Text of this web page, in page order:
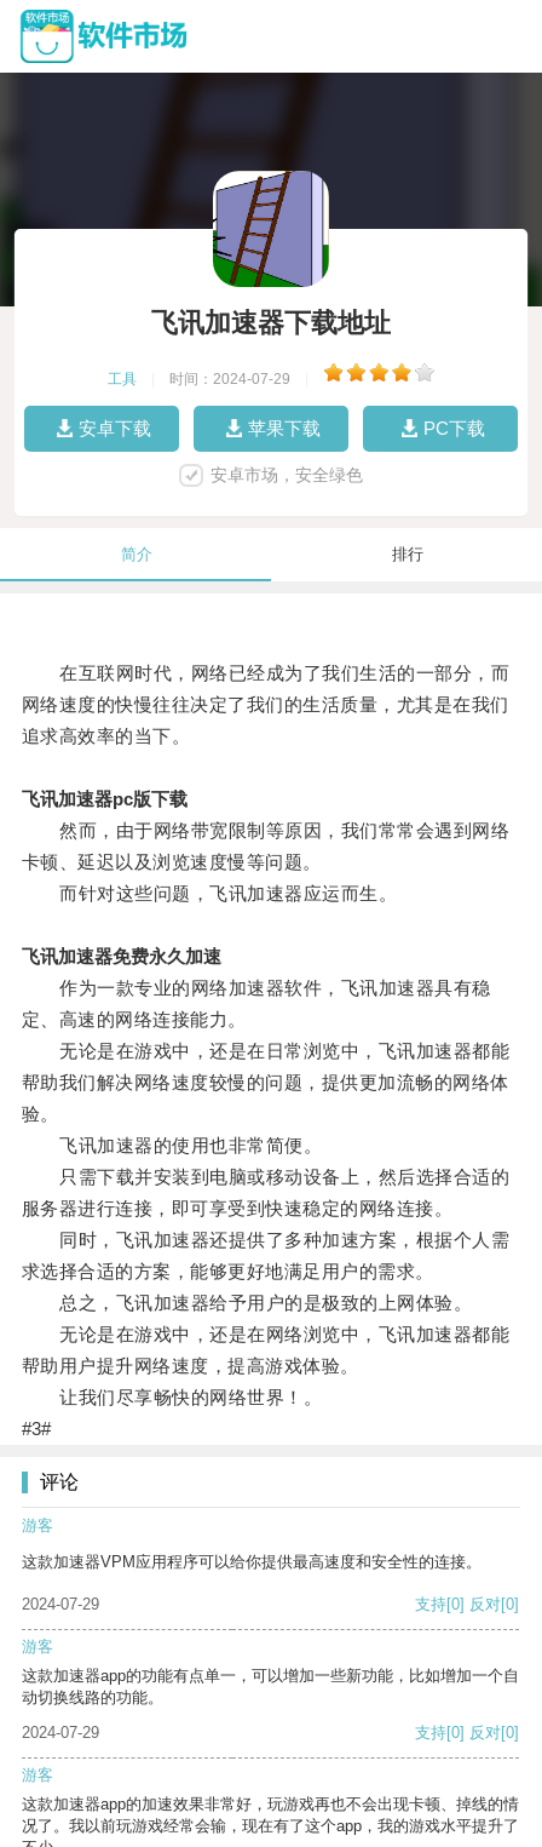
飞讯加速器下载地址
工具 时间：2024-07-29
安卓下载 苹果下载 PC下载
安卓市场，安全绿色
简介 排行
在互联网时代，网络已经成为了我们生活的一部分，而
网络速度的快慢往往决定了我们的生活质量，尤其是在我们
追求高效率的当下。
飞讯加速器pc版下载
然而，由于网络带宽限制等原因，我们常常会遇到网络
卡顿、延迟以及浏览速度慢等问题。
而针对这些问题，飞讯加速器应运而生。
飞讯加速器免费永久加速
作为一款专业的网络加速器软件，飞讯加速器具有稳
定、高速的网络连接能力。
无论是在游戏中，还是在日常浏览中，飞讯加速器都能
帮助我们解决网络速度较慢的问题，提供更加流畅的网络体
验。
飞讯加速器的使用也非常简便。
只需下载并安装到电脑或移动设备上，然后选择合适的
服务器进行连接，即可享受到快速稳定的网络连接。
同时，飞讯加速器还提供了多种加速方案，根据个人需
求选择合适的方案，能够更好地满足用户的需求。
总之，飞讯加速器给予用户的是极致的上网体验。
无论是在游戏中，还是在网络浏览中，飞讯加速器都能
帮助用户提升网络速度，提高游戏体验。
让我们尽享畅快的网络世界！。
#3#
评论
游客
这款加速器VPM应用程序可以给你提供最高速度和安全性的连接。
2024-07-29 支持[0] 反对[0]
游客
这款加速器app的功能有点单一，可以增加一些新功能，比如增加一个自
动切换线路的功能。
2024-07-29
支持[0] 反对[0]
游客
这款加速器app的加速效果非常好，玩游戏再也不会出现卡顿、掉线的情
况了。我以前玩游戏经常会输，现在有了这个app，我的游戏水平提升了